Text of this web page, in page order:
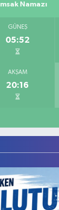
İmsak Namazı
GÜNEŞ
05:52
AKŞAM
20:16